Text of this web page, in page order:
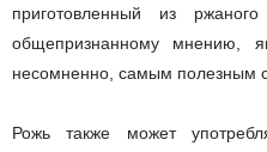
приготовленный из
общепризнанному мнению,
несомненно, самым полезным
Рожь также может